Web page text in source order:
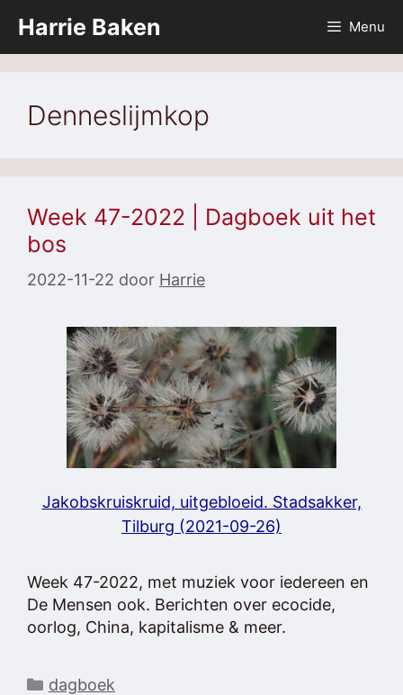
naar
de
Harrie Baken Menu
Denneslijmkop
Week 47-2022 | Dagboek uit het
bos
2022-11-22 door Harrie
Jakobskruiskruid, uitgebloeid. Stadsakker,
Tilburg (2021-09-26)
Week 47-2022, met muziek voor iedereen en
De Mensen ook. Berichten over ecocide,
oorlog, China, kapitalisme & meer.
Categorieën
dagboek